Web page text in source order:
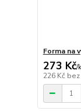
Forma na
273 Kč/
226 Kč bez